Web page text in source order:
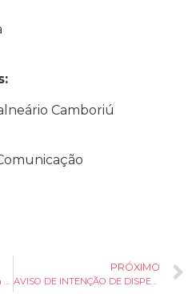
Camboriú
PRÓXIMO
AVISO DE INTENÇÃO DE DISPENSA DE LICITAÇÃO